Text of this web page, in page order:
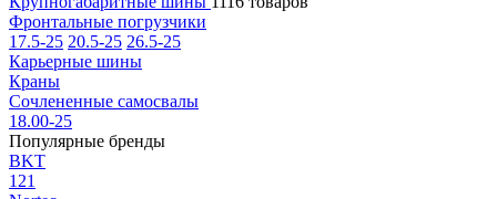
Фронтальные погрузчики
17.5-25 20.5-25 26.5-25
Карьерные шины
Краны
Сочлененные самосвалы
18.00-25
Популярные бренды
BKT
121